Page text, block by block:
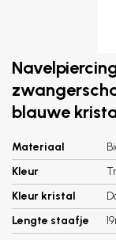
blauwe
Materiaal
Kleur
Kleur kristal
Lengte staafje